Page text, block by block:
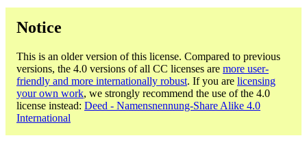
Notice
This is an older version of this license. Compared to previous
versions, the 4.0 versions of all CC licenses are more user-
friendly and more internationally robust. If you are licensing
your own work, we strongly recommend the use of the 4.0
license instead: Deed - Namensnennung-Share Alike 4.0
International